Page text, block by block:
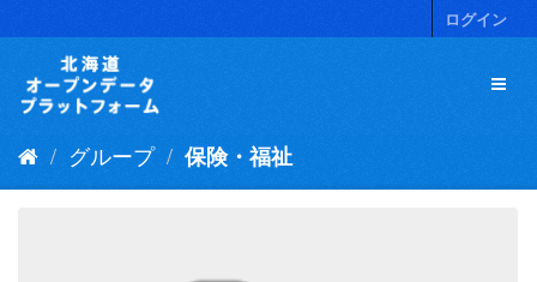
キ
ログイン
グループ 保険・福祉